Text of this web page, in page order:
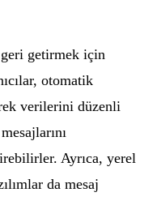
getirmek için
otomatik
verilerini düzenli
Ayrıca, yerel
da mesaj